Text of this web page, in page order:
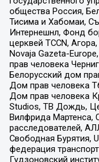
общества Россия,
Тисима и Хабомаи,
Интернешнл, Фонд
церквей TCCN,
Novaja Gazeta-
прав человека
Белорусский дом
Дом прав человека
Дом прав человека
Studios, ТВ Дождь,
Вилфрида Мартенса,
расследователей,
Свободная Бурятия,
федерация
Гудзоновский